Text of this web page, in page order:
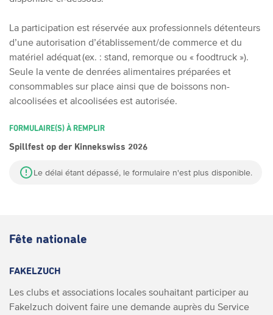
La participation est réservée aux professionnels détenteurs
d’une autorisation d’établissement/de commerce et du
matériel adéquat (ex. : stand, remorque ou « foodtruck »).
Seule la vente de denrées alimentaires préparées et
consommables sur place ainsi que de boissons non-
alcoolisées et alcoolisées est autorisée.
FORMULAIRE(S) À REMPLIR
Spillfest op der Kinnekswiss 2026
Le délai étant dépassé, le formulaire n'est plus disponible.
Fête nationale
FAKELZUCH
Les clubs et associations locales souhaitant participer au
Fakelzuch doivent faire une demande auprès du Service